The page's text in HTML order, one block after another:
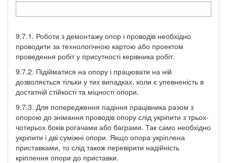
9.7.1. Роботи з демонтажу опор і проводів необхідно
проводити за технологічною картою або проектом
проведення робіт у присутності керівника робіт.
9.7.2. Підійматися на опору і працювати на ній
дозволяється тільки у тих випадках, коли є упевненість в
достатній стійкості та міцності опори.
9.7.3. Для попередження падіння працівника разом з
опорою до знімання проводів опору слід укріпити з трьох-
чотирьох боків рогачами або баграми. Так само необхідно
укріпити і дві суміжні опори. Якщо опора укріплена
приставками, то слід також перевірити надійність
кріплення опори до приставки.